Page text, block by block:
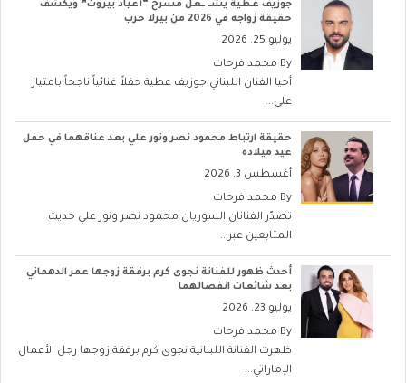
جوزيف عطية يشــ ــعل مسرح “أعياد بيروت” ويكشف
حقيقة زواجه في 2026 من بيرلا حرب
يوليو 25, 2026
By محمد فرحات
أحيا الفنان اللبناني جوزيف عطية حفلاً غنائياً ناجحاً بامتياز
على...
حقيقة ارتباط محمود نصر ونور علي بعد عناقهما في حفل
عيد ميلاده
أغسطس 3, 2026
By محمد فرحات
تصدّر الفنانان السوريان محمود نصر ونور علي حديث
المتابعين عبر...
أحدث ظهور للفنانة نجوى كرم برفقة زوجها عمر الدهماني
بعد شائعات انفصالهما
يوليو 23, 2026
By محمد فرحات
ظهرت الفنانة اللبنانية نجوى كرم برفقة زوجها رجل الأعمال
الإماراتي...